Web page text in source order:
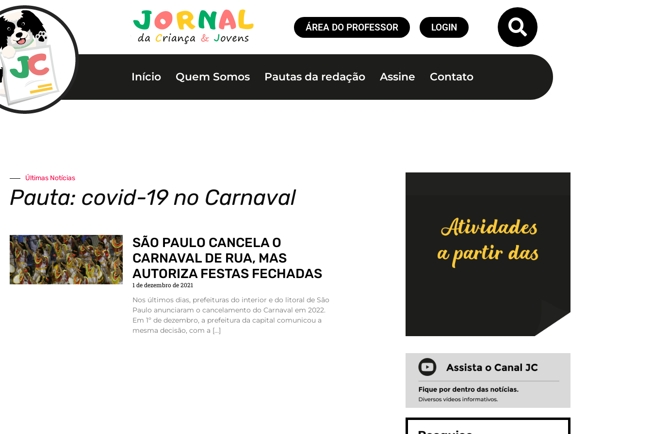
ÁREA DO PROFESSOR LOGIN
Início Quem Somos Pautas da redação Assine Contato
Últimas Notícias
Pauta: covid-19 no Carnaval
SÃO PAULO CANCELA O
CARNAVAL DE RUA, MAS
AUTORIZA FESTAS FECHADAS
1 de dezembro de 2021
Nos últimos dias, prefeituras do interior e do litoral de São
Paulo anunciaram o cancelamento do Carnaval em 2022.
Em 1º de dezembro, a prefeitura da capital comunicou a
mesma decisão, com a […]